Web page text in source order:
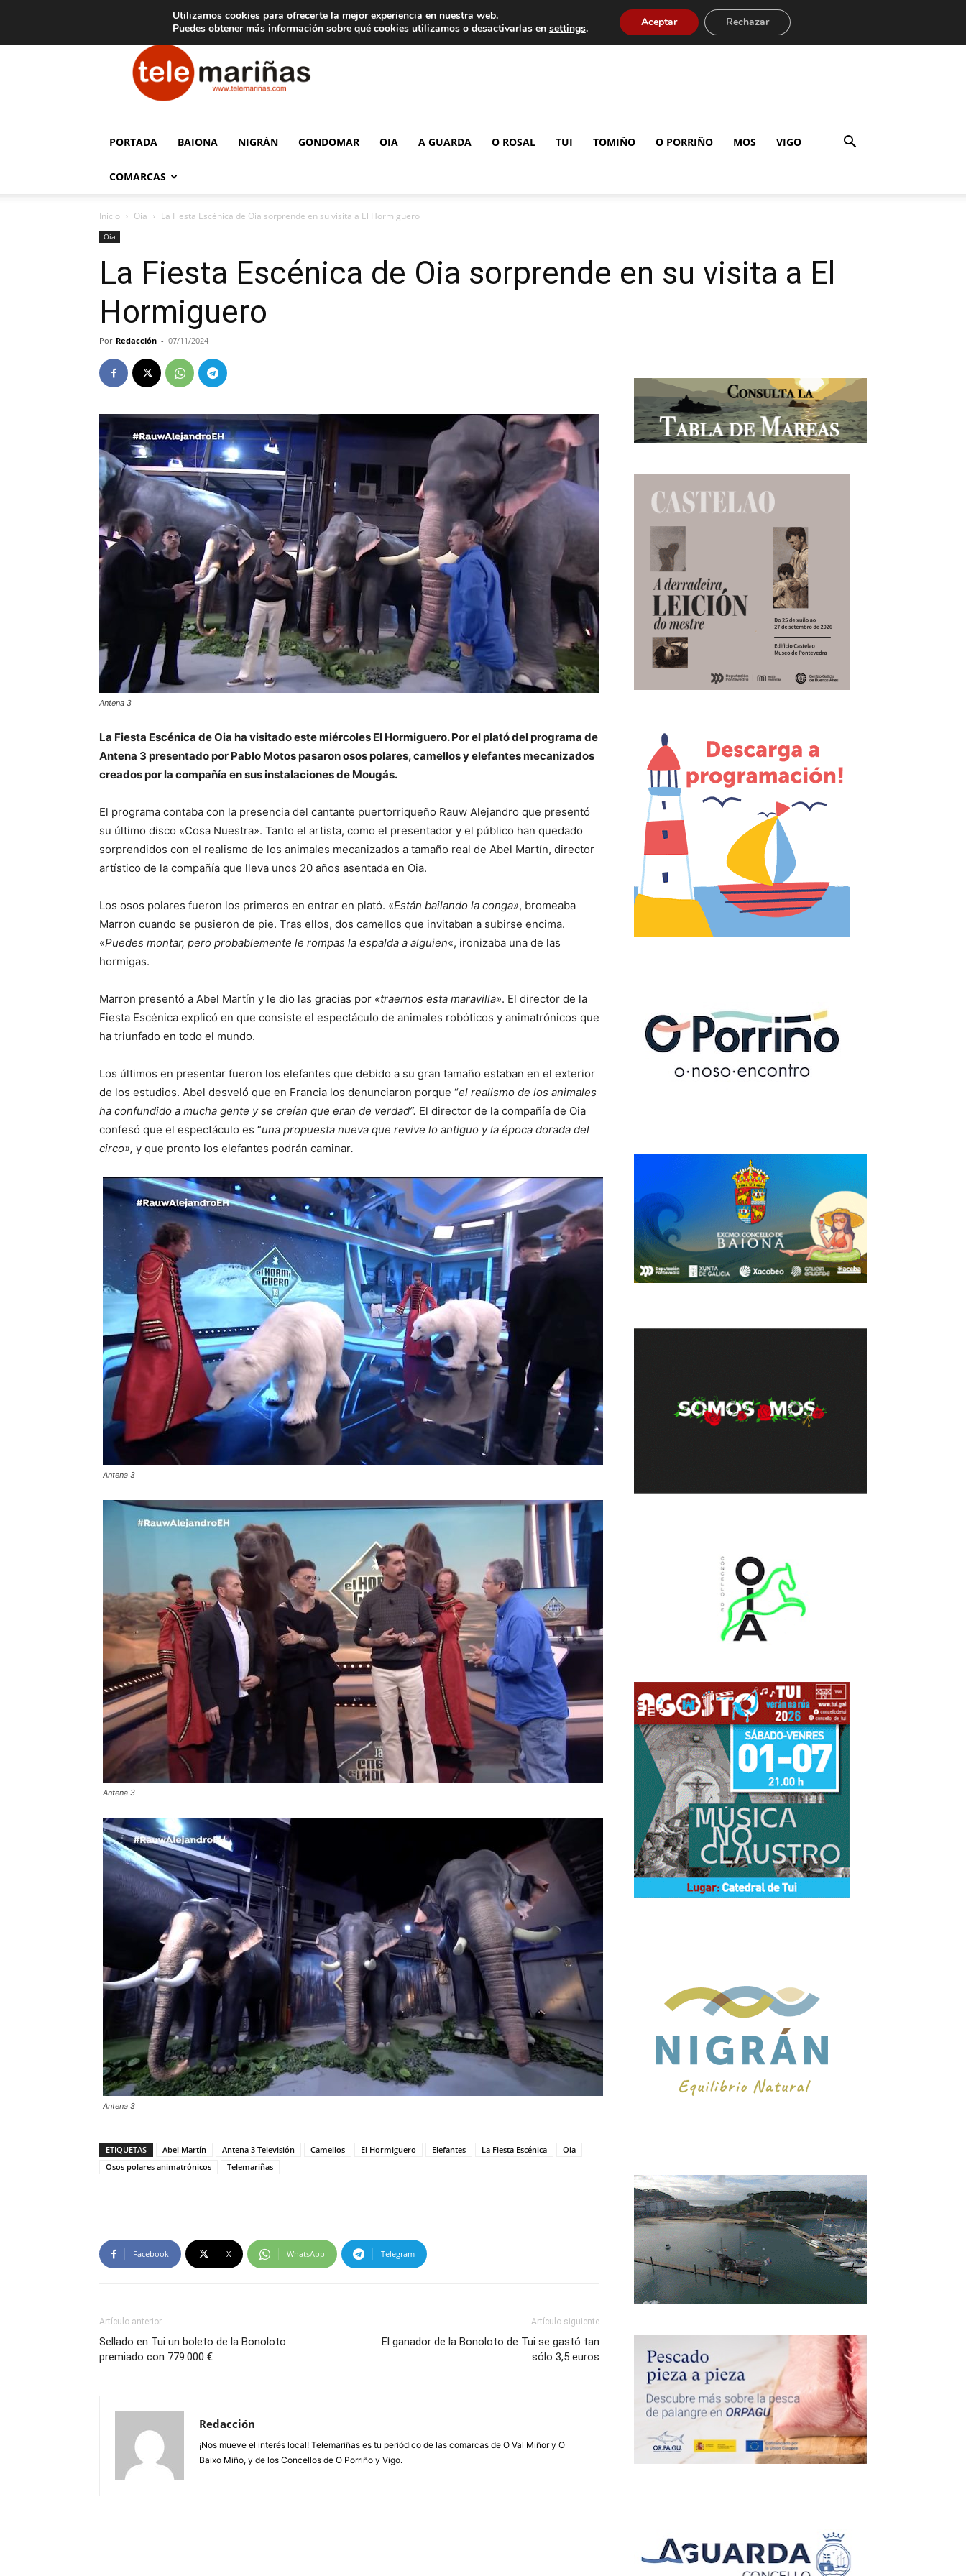
Aviso legal Tarifas de publicidad
Telemariñas
PORTADA BAIONA NIGRÁN GONDOMAR OIA A GUARDA O ROSAL TUI TOMIÑO O PORRIÑO MOS VIGO
COMARCAS
Inicio Oia La Fiesta Escénica de Oia sorprende en su visita a El Hormiguero
Oia
La Fiesta Escénica de Oia sorprende en su visita a El
Hormiguero
Por Redacción - 07/11/2024
Antena 3
La Fiesta Escénica de Oia ha visitado este miércoles El Hormiguero. Por el plató del programa de
Antena 3 presentado por Pablo Motos pasaron osos polares, camellos y elefantes mecanizados
creados por la compañía en sus instalaciones de Mougás.
El programa contaba con la presencia del cantante puertorriqueño Rauw Alejandro que presentó
su último disco «Cosa Nuestra». Tanto el artista, como el presentador y el público han quedado
sorprendidos con el realismo de los animales mecanizados a tamaño real de Abel Martín, director
artístico de la compañía que lleva unos 20 años asentada en Oia.
Los osos polares fueron los primeros en entrar en plató. «Están bailando la conga», bromeaba
Marron cuando se pusieron de pie. Tras ellos, dos camellos que invitaban a subirse encima.
«Puedes montar, pero probablemente le rompas la espalda a alguien«, ironizaba una de las
hormigas.
Marron presentó a Abel Martín y le dio las gracias por «traernos esta maravilla». El director de la
Fiesta Escénica explicó en que consiste el espectáculo de animales robóticos y animatrónicos que
ha triunfado en todo el mundo.
Los últimos en presentar fueron los elefantes que debido a su gran tamaño estaban en el exterior
de los estudios. Abel desveló que en Francia los denunciaron porque “el realismo de los animales
ha confundido a mucha gente y se creían que eran de verdad”. El director de la compañía de Oia
confesó que el espectáculo es “una propuesta nueva que revive lo antiguo y la época dorada del
circo», y que pronto los elefantes podrán caminar.
Antena 3
Antena 3
Antena 3
ETIQUETAS Abel Martín Antena 3 Televisión Camellos El Hormiguero Elefantes La Fiesta Escénica
Oia
Osos polares animatrónicos
Telemariñas
Facebook X WhatsApp Telegram
Artículo anterior
Sellado en Tui un boleto de la Bonoloto
premiado con 779.000 €
Artículo siguiente
El ganador de la Bonoloto de Tui se gastó tan
sólo 3,5 euros
Redacción
¡Nos mueve el interés local! Telemariñas es tu periódico de las comarcas de O Val Miñor y O
Baixo Miño, y de los Concellos de O Porriño y Vigo.
Utilizamos cookies para ofrecerte la mejor experiencia en nuestra web.
Puedes obtener más información sobre qué cookies utilizamos o desactivarlas en settings. Aceptar Rechazar